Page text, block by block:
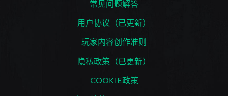
常见问题解答
用户协议（已更新）
玩家内容创作准则
隐私政策（已更新）
COOKIE政策